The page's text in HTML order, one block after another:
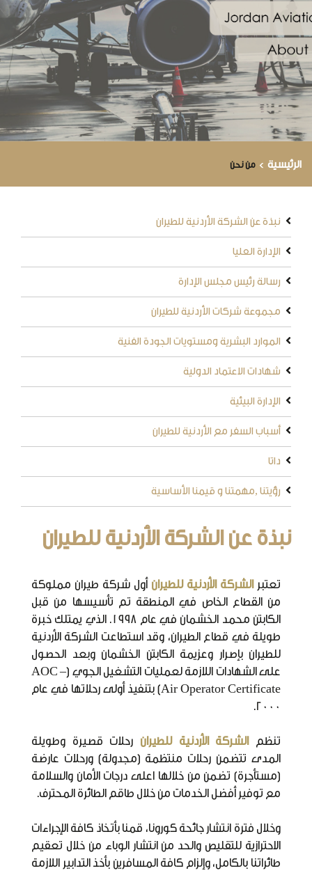
الرئيسية من نحن
نبذة عن الشركة الأردنية للطيران
الإدارة العليا
رسالة رئيس مجلس الإدارة
مجموعة شركات الأردنية للطيران
الموارد البشرية ومستويات الجودة الفنية
شهادات الاعتماد الدولية
الإدارة البيئية
أسباب السفر مع الأردنية للطيران
داتا
رؤيتنا ,مهمتنا و قيمنا الأساسية
نبذة عن الشركة الأردنية للطيران
تعتبر الشركة الأردنية للطيران أول شركة طيران مملوكة
من القطاع الخاص في المنطقة تم تأسيسها من قبل
الكابتن محمد الخشمان في عام 1998. الذي يمتلك خبرة
طويلة في قطاع الطيران، وقد استطاعت الشركة الأردنية
للطيران بإصرار وعزيمة الكابتن الخشمان وبعد الحصول
على الشهادات اللازمة لعمليات التشغيل الجوي (AOC –
Air Operator Certificate) بتنفيذ أولى رحلاتها في عام
2000.
تنظم الشركة الأردنية للطيران رحلات قصيرة وطويلة
المدى تتضمن رحلات منتظمة (مجدولة) ورحلات عارضة
(مستأجرة) تضمن من خلالها اعلى درجات الأمان والسلامة
مع توفير أفضل الخدمات من خلال طاقم الطائرة المحترف.
وخلال فترة انتشار جائحة كورونا، قمنا بأتخاذ كافة الإجراءات
الاحترازية للتقليص والحد من انتشار الوباء من خلال تعقيم
طائراتنا بالكامل، وإلزام كافة المسافرين بأخذ التدابير اللازمة